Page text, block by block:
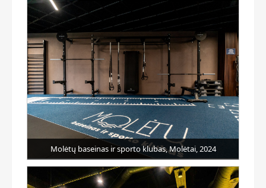
Molėtų baseinas ir sporto klubas, Molėtai, 2024